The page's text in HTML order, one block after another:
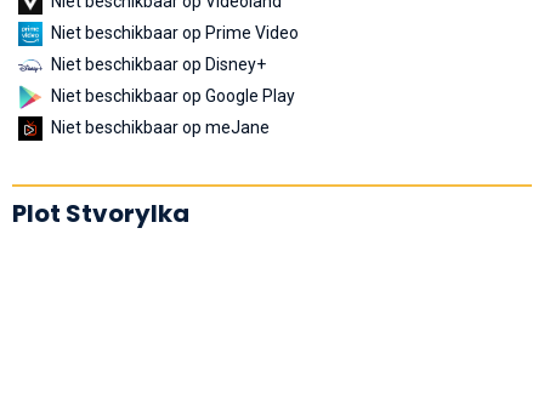
Niet beschikbaar op Prime Video
Niet beschikbaar op Disney+
Niet beschikbaar op Google Play
Niet beschikbaar op meJane
Plot Stvorylka